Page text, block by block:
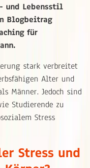
und Lebensstil
Blogbeitrag
für
stark verbreitet
Alter und
Männer. Jedoch sind
Studierende zu
Stress
Stress und